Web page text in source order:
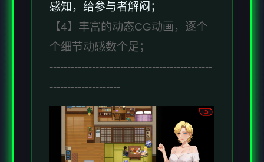
感知，给参与者解闷；
【4】丰富的动态CG动画，逐个
个细节动感数个足；
----------------------------------------------
--------------------